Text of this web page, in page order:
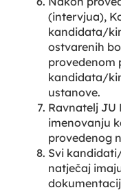
(intervjua),
kandidata/
ostvarenih
provedenom
kandidata/
ustanove.
Ravnatelj JU
imenovanju
provedenog
Svi
natječaj